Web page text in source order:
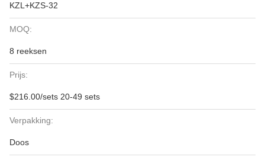
KZL+KZS-32
MOQ:
8 reeksen
Prijs:
$216.00/sets 20-49 sets
Verpakking:
Doos